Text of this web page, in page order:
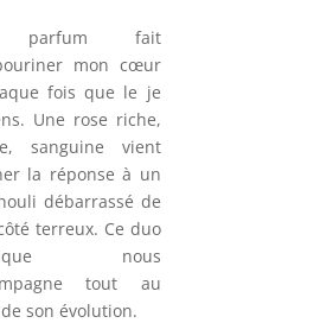
parfum fait
mon cœur
fois que le je
Une rose riche,
sanguine vient
la réponse à un
débarrassé de
terreux. Ce duo
nous
tout au
son évolution.